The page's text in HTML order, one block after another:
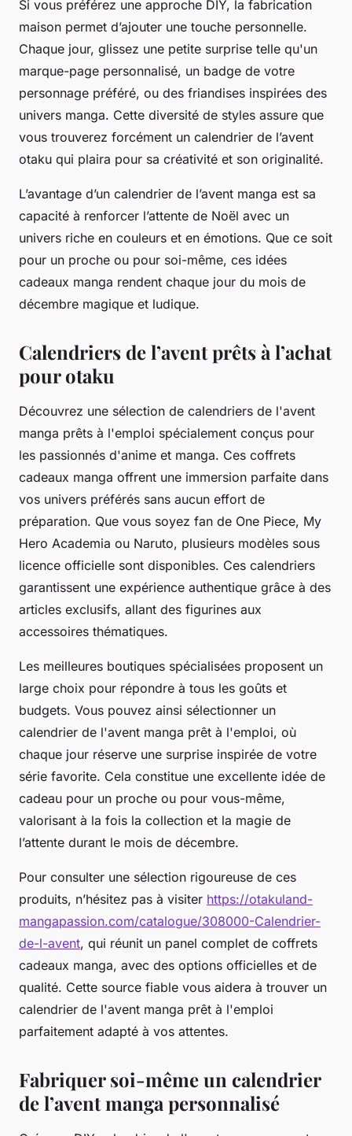
Si vous préférez une approche DIY, la fabrication
maison permet d’ajouter une touche personnelle.
Chaque jour, glissez une petite surprise telle qu'un
marque-page personnalisé, un badge de votre
personnage préféré, ou des friandises inspirées des
univers manga. Cette diversité de styles assure que
vous trouverez forcément un calendrier de l’avent
otaku qui plaira pour sa créativité et son originalité.
L’avantage d’un calendrier de l’avent manga est sa
capacité à renforcer l’attente de Noël avec un
univers riche en couleurs et en émotions. Que ce soit
pour un proche ou pour soi-même, ces idées
cadeaux manga rendent chaque jour du mois de
décembre magique et ludique.
Calendriers de l’avent prêts à l’achat
pour otaku
Découvrez une sélection de calendriers de l'avent
manga prêts à l'emploi spécialement conçus pour
les passionnés d'anime et manga. Ces coffrets
cadeaux manga offrent une immersion parfaite dans
vos univers préférés sans aucun effort de
préparation. Que vous soyez fan de One Piece, My
Hero Academia ou Naruto, plusieurs modèles sous
licence officielle sont disponibles. Ces calendriers
garantissent une expérience authentique grâce à des
articles exclusifs, allant des figurines aux
accessoires thématiques.
Les meilleures boutiques spécialisées proposent un
large choix pour répondre à tous les goûts et
budgets. Vous pouvez ainsi sélectionner un
calendrier de l'avent manga prêt à l'emploi, où
chaque jour réserve une surprise inspirée de votre
série favorite. Cela constitue une excellente idée de
cadeau pour un proche ou pour vous-même,
valorisant à la fois la collection et la magie de
l’attente durant le mois de décembre.
Pour consulter une sélection rigoureuse de ces
produits, n’hésitez pas à visiter https://otakuland-
mangapassion.com/catalogue/308000-Calendrier-
de-l-avent, qui réunit un panel complet de coffrets
cadeaux manga, avec des options officielles et de
qualité. Cette source fiable vous aidera à trouver un
calendrier de l'avent manga prêt à l'emploi
parfaitement adapté à vos attentes.
Fabriquer soi-même un calendrier
de l’avent manga personnalisé